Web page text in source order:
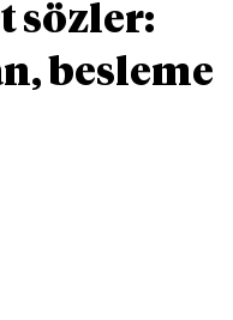
sözler:
besleme